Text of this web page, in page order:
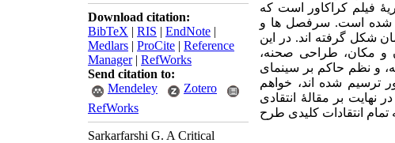
فیلم کراکاور است که
شده است. سرفصل ها و
شکل گرفته اند. در این
و مکان، طراحی صحنه،
و نظم حاکم بر سینمای
ترسیم شده اند، خواهم
بر مقالۀ انتقادی
به نظر می رسد که تمام انتقادات کلیدی طرح
Download citation:
BibTeX | RIS | EndNote |
Medlars | ProCite | Reference
Manager| RefWorks
Send citation to:
Mendeley
Zotero
RefWorks
Sarkarfarshi G. A Critical